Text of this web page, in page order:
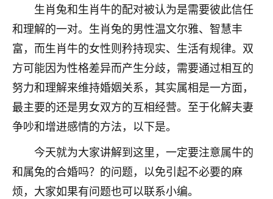
生肖兔和生肖牛的配对被认为是需要彼此信任
和理解的一对。生肖兔的男性温文尔雅、智慧丰
富，而生肖牛的女性则矜持现实、生活有规律。双
方可能因为性格差异而产生分歧，需要通过相互的
努力和理解来维持婚姻关系，其实属相是一方面，
最主要的还是男女双方的互相经营。至于化解夫妻
争吵和增进感情的方法，以下是。
今天就为大家讲解到这里，一定要注意属牛的
和属兔的合婚吗？的问题，以免引起不必要的麻
烦，大家如果有问题也可以联系小编。
优秀的张同学
老师收徒吗？？我对这些很感兴趣
2天前 来自山西 15